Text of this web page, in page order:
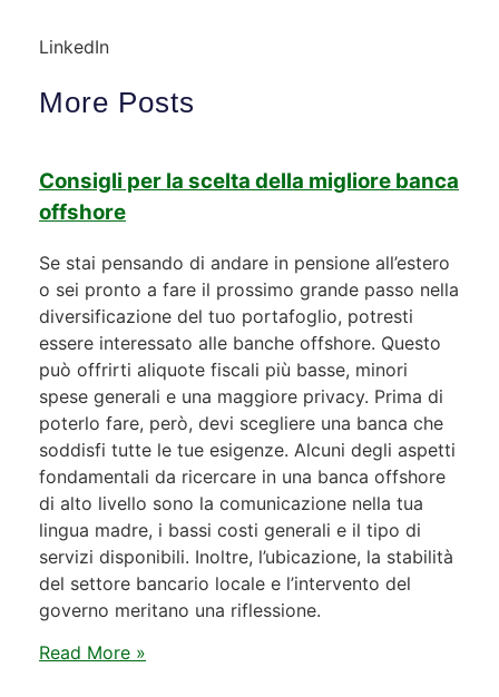
LinkedIn
More Posts
Consigli per la scelta della migliore banca
offshore
Se stai pensando di andare in pensione all’estero
o sei pronto a fare il prossimo grande passo nella
diversificazione del tuo portafoglio, potresti
essere interessato alle banche offshore. Questo
può offrirti aliquote fiscali più basse, minori
spese generali e una maggiore privacy. Prima di
poterlo fare, però, devi scegliere una banca che
soddisfi tutte le tue esigenze. Alcuni degli aspetti
fondamentali da ricercare in una banca offshore
di alto livello sono la comunicazione nella tua
lingua madre, i bassi costi generali e il tipo di
servizi disponibili. Inoltre, l’ubicazione, la stabilità
del settore bancario locale e l’intervento del
governo meritano una riflessione.
Read More »